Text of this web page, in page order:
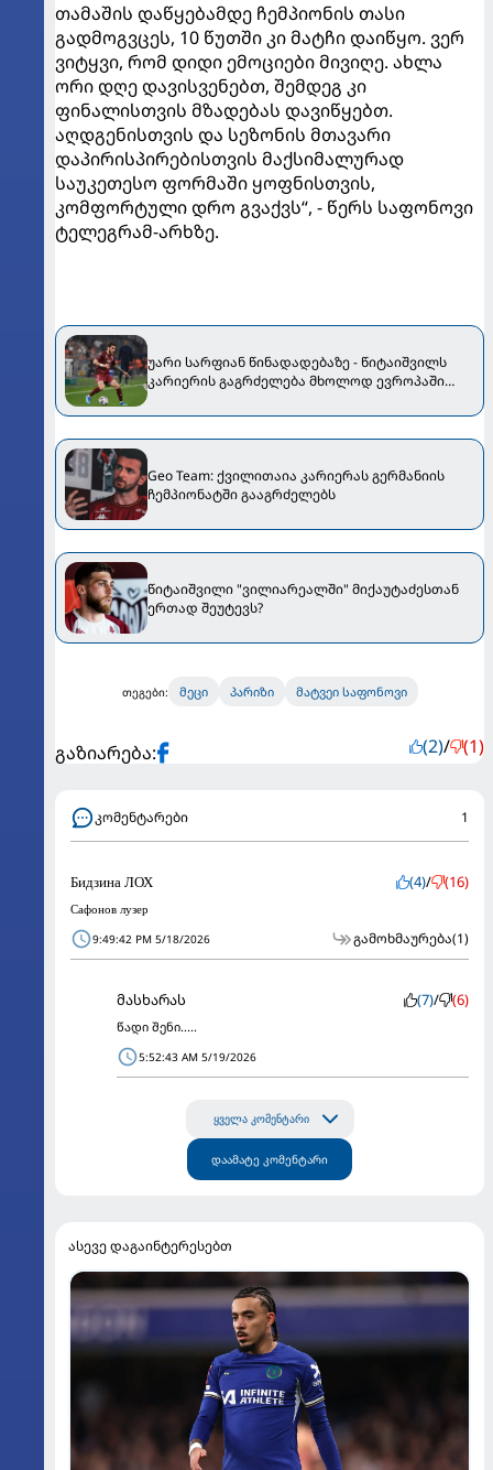
თამაშის დაწყებამდე ჩემპიონის თასი
გადმოგვცეს, 10 წუთში კი მატჩი დაიწყო. ვერ
ვიტყვი, რომ დიდი ემოციები მივიღე. ახლა
ორი დღე დავისვენებთ, შემდეგ კი
ფინალისთვის მზადებას დავიწყებთ.
აღდგენისთვის და სეზონის მთავარი
დაპირისპირებისთვის მაქსიმალურად
საუკეთესო ფორმაში ყოფნისთვის,
კომფორტული დრო გვაქვს“, - წერს საფონოვი
ტელეგრამ-არხზე.
უარი სარფიან წინადადებაზე - წიტაიშვილს
კარიერის გაგრძელება მხოლოდ ევროპაში
Geo Team: ქვილითაია კარიერას გერმანიის
ჩემპიონატში გააგრძელებს
წიტაიშვილი "ვილიარეალში" მიქაუტაძესთან
ერთად შეუტევს?
თეგები: მეცი პარიზი მატვეი საფონოვი
გაზიარება: (2)/ (1)
კომენტარები 1
Бидзина ЛОХ (4)/ (16)
Сафонов лузер
9:49:42 PM 5/18/2026 გამოხმაურება(1)
მასხარას (7)/ (6)
წადი შენი.....
5:52:43 AM 5/19/2026
ყველა კომენტარი
დაამატე კომენტარი
ასევე დაგაინტერესებთ